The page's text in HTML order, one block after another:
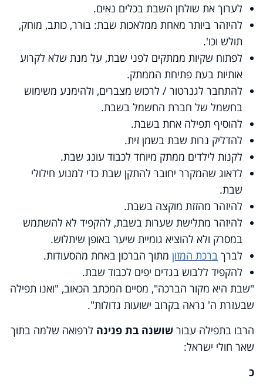
לערוך את שולחן השבת בכלים נאים.
להיזהר ביותר מאחת ממלאכות שבת: בורר, כותב, מוחק,
תולש וכו'.
לפתוח שקיות ממתקים לפני שבת, על מנת שלא לקרוע
אותיות בעת פתיחת הממתק.
להתחבר לגנרטור / לרכוש מצברים, ולהימנע משימוש
בחשמל של חברת החשמל בשבת.
להוסיף תפילה אחת בשבת.
להדליק נרות שבת בשמן זית.
לקנות לילדים ממתק מיוחד לכבוד עונג שבת.
לדאוג שהמקרר יחובר להתקן שבת כדי למנוע חילולי
שבת.
להיזהר מהזזת מוקצה בשבת.
להיזהר מתלישת שערות בשבת, להקפיד לא להשתמש
במסרק ולא להוציא גומיית שיער באופן שיתלוש.
לברך ברכת המזון מתוך הברכון באחת מהסעודות.
להקפיד ללבוש בגדים יפים לכבוד שבת.
"שבת היא מקור הברכה", מסיים המכתב הכאוב, "ואנו תפילה
שבעזרת ה' נראה בקרוב ישועות גדולות".
הרבו בתפילה עבור שושנה בת פנינה לרפואה שלמה בתוך
שאר חולי ישראל:
כ